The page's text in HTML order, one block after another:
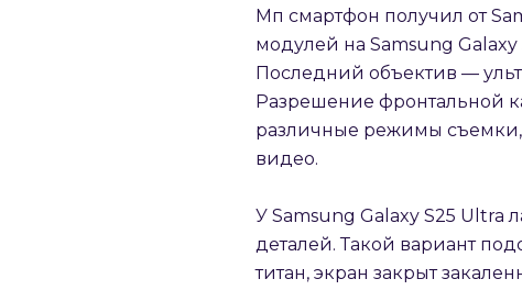
Мп смартфон получил от
модулей на Samsung
Последний объектив —
Разрешение фронтальной
различные режимы съемки,
видео.
У Samsung Galaxy S25
деталей. Такой вариант
титан, экран закрыт